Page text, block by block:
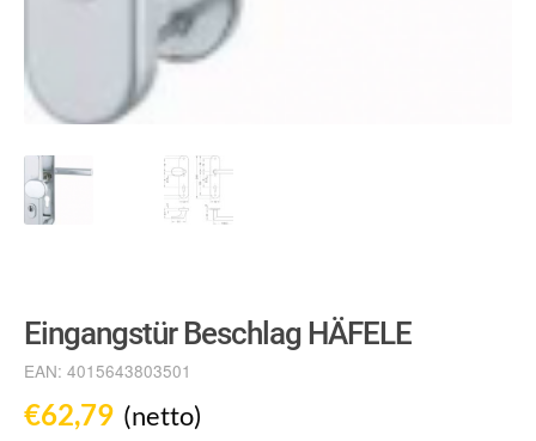
Eingangstür Beschlag HÄFELE
EAN: 4015643803501
€62,79 (netto)